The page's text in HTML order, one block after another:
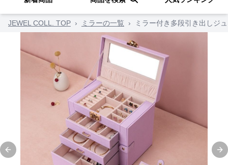
JEWEL COLL. TOP › ミラーの一覧 › ミラー付き多段引き出しジ
Previous slide